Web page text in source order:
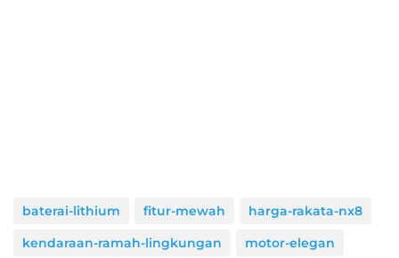
baterai-lithium fitur-mewah
harga-rakata-nx8
kendaraan-ramah-lingkungan
motor-elegan